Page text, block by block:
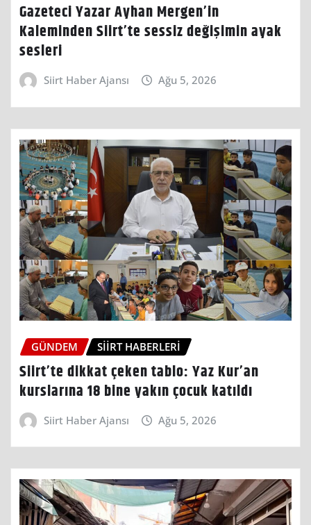
Gazeteci Yazar Ayhan Mergen’in
Kaleminden Siirt’te sessiz değişimin ayak
sesleri
Siirt Haber Ajansı Ağu 5, 2026
GÜNDEM SIIRT HABERLERI
Siirt’te dikkat çeken tablo: Yaz Kur’an
kurslarına 18 bine yakın çocuk katıldı
Siirt Haber Ajansı Ağu 5, 2026